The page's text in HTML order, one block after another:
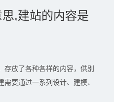
,建站的内容是
存放了各种各样的内容，供别
要通过一系列设计、建模、
过互联网传输，最终以图形